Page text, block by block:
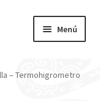
Menú
– Termohigrometro